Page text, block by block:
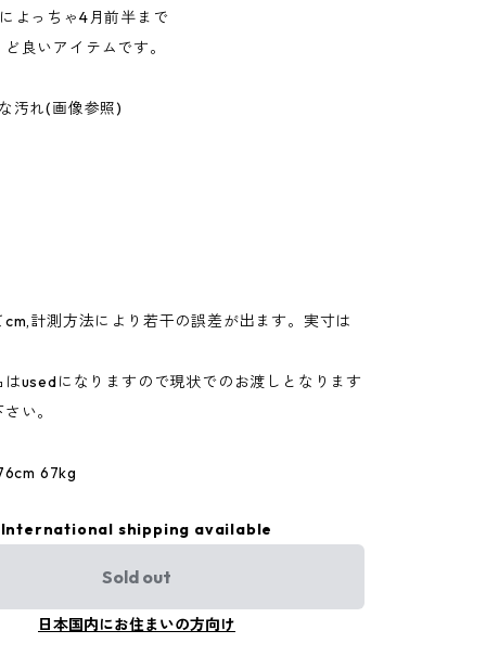
よっちゃ4月前半まで
良いアイテムです。
汚れ(画像参照)
計測方法により若干の誤差が出ます。実寸は
usedになりますので現状でのお渡しとなります
い。
67kg
International shipping available
Sold out
日本国内にお住まいの方向け